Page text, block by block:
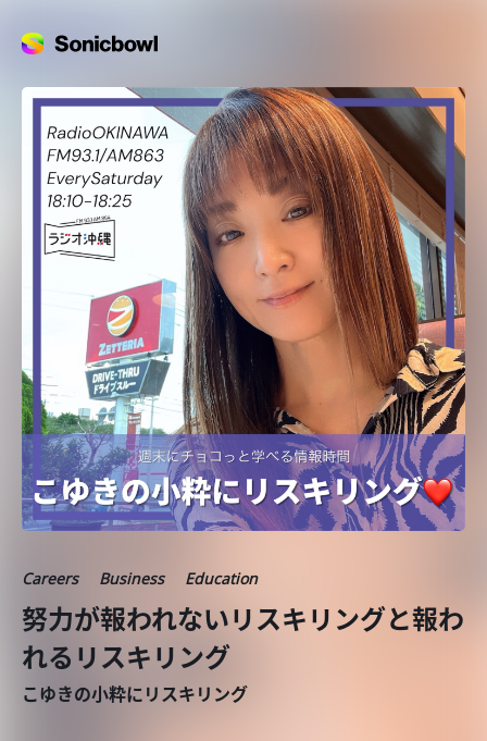
Careers Business Education
努力が報われないリスキリングと報わ
れるリスキリング
こゆきの小粋にリスキリング